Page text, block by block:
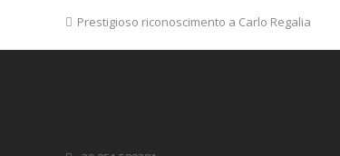
previous
Prestigioso riconoscimento a Carlo Regalia